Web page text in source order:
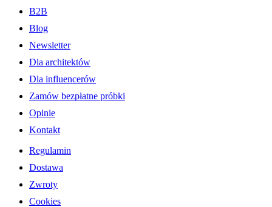
B2B
Blog
Newsletter
Dla architektów
Dla influencerów
Zamów bezpłatne próbki
Opinie
Kontakt
Regulamin
Dostawa
Zwroty
Cookies